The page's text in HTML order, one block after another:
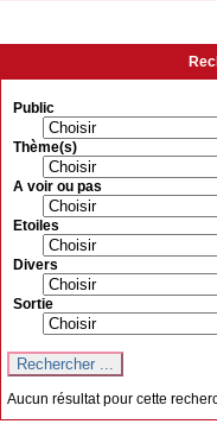
Public
Thème(s)
A voir ou pas
Etoiles
Divers
Sortie
Aucun résultat pour cette